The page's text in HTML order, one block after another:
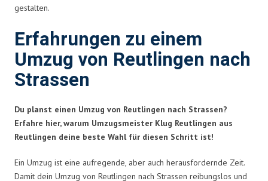
gestalten.
Erfahrungen zu einem
Umzug von Reutlingen nach
Strassen
Du planst einen Umzug von Reutlingen nach Strassen?
Erfahre hier, warum Umzugsmeister Klug Reutlingen aus
Reutlingen deine beste Wahl für diesen Schritt ist!
Ein Umzug ist eine aufregende, aber auch herausfordernde Zeit.
Damit dein Umzug von Reutlingen nach Strassen reibungslos und